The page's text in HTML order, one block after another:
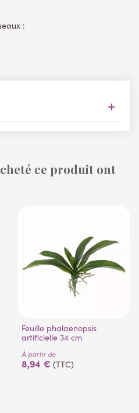
ce produit ont
Feuille phalaenopsis
artificielle 34 cm
À partir de
8,94 € (TTC)